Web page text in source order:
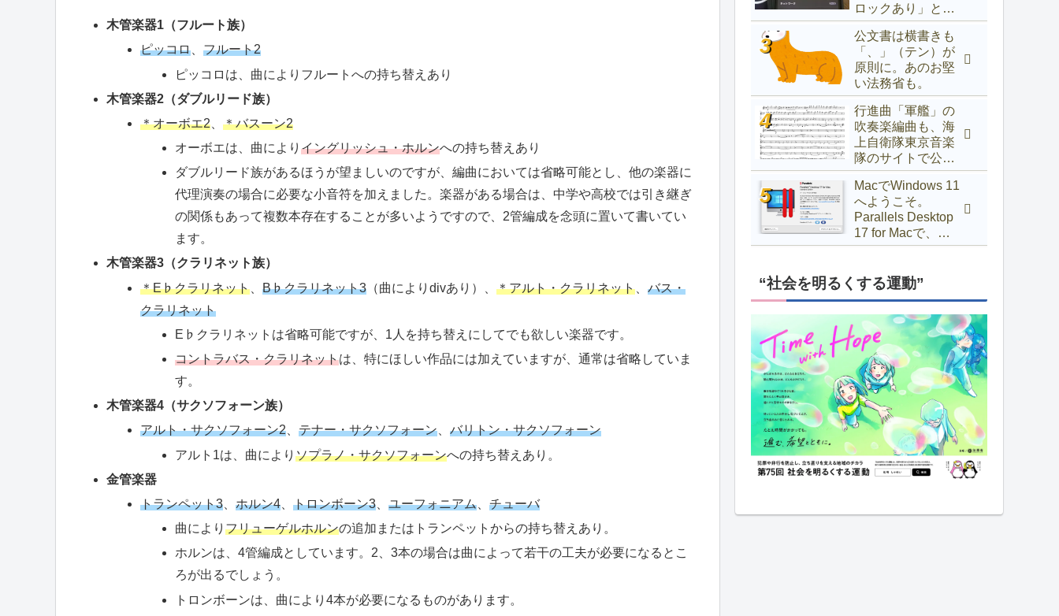
木管楽器1（フルート族）
ピッコロ 、フルート2
ピッコロは、曲によりフルートへの持ち替えあり
木管楽器2（ダブルリード族）
＊オーボエ2 、＊バスーン2
オーボエは、曲により イングリッシュ・ホルンへの持ち替えあり
ダブルリード族があるほうが望ましいのですが、編曲においては省略可能とし、他の楽器に
代理演奏の場合に必要な小音符を加えました。楽器がある場合は、中学や高校では引き継ぎ
の関係もあって複数本存在することが多いようですので、2管編成を念頭に置いて書いてい
ます。
木管楽器3（クラリネット族）
＊E♭クラリネット 、B♭クラリネット3 （曲によりdivあり）、＊アルト・クラリネット 、バス・
クラリネット
E♭クラリネットは省略可能ですが、1人を持ち替えにしてでも欲しい楽器です。
コントラバス・クラリネットは、特にほしい作品には加えていますが、通常は省略していま
す。
木管楽器4（サクソフォーン族）
アルト・サクソフォーン2、テナー・サクソフォーン、バリトン・サクソフォーン
アルト1は、曲により ソプラノ・サクソフォーンへの持ち替えあり。
金管楽器
トランペット3 、ホルン4 、トロンボーン3 、ユーフォニアム 、チューバ
曲により フリューゲルホルンの追加またはトランペットからの持ち替えあり。
ホルンは、4管編成としています。2、3本の場合は曲によって若干の工夫が必要になるとこ
ろが出るでしょう。
トロンボーンは、曲により4本が必要になるものがあります。
ロックあり」と表
示されるときの対
処法
公文書は横書きも
「、」（テン）が
原則に。あのお堅
い法務省も。
行進曲「軍艦」の
吹奏楽編曲も、海
上自衛隊東京音楽
隊のサイトで公開
中！
MacでWindows 11
へようこそ。
Parallels Desktop
17 for Macで、
Windows 10以前か
するには
“社会を明るくする運動”